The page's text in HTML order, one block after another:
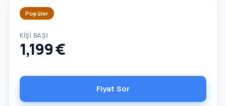
Popüler
KIŞI BAŞI
1,199 €
Fiyat Sor